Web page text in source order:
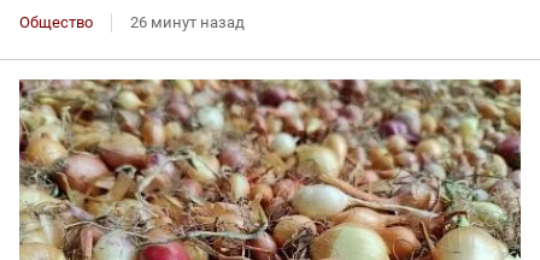
Общество 26 минут назад